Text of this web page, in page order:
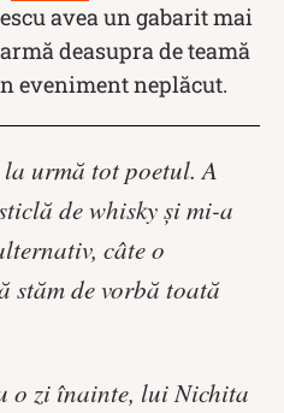
avea un gabarit mai
deasupra de teamă
eveniment neplăcut.
urmă tot poetul. A
de whisky şi mi-a
câte o
stăm de vorbă toată
o zi înainte, lui Nichita